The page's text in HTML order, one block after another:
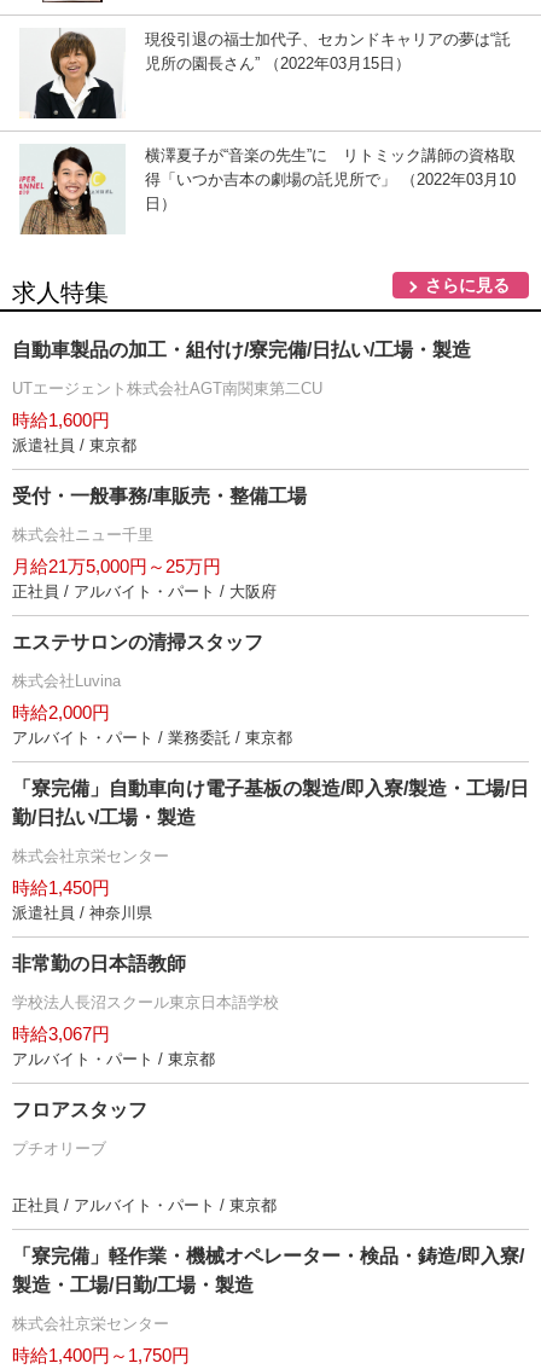
現役引退の福士加代子、セカンドキャリアの夢は“託
児所の園長さん” （2022年03月15日）
横澤夏子が“音楽の先生”に リトミック講師の資格取
得「いつか吉本の劇場の託児所で」 （2022年03月10
日）
求人特集 さらに見る
自動車製品の加工・組付け/寮完備/日払い/工場・製造
UTエージェント株式会社AGT南関東第二CU
時給1,600円
派遣社員 / 東京都
受付・一般事務/車販売・整備工場
株式会社ニュー千里
月給21万5,000円～25万円
正社員 / アルバイト・パート / 大阪府
エステサロンの清掃スタッフ
株式会社Luvina
時給2,000円
アルバイト・パート / 業務委託 / 東京都
「寮完備」自動車向け電子基板の製造/即入寮/製造・工場/日
勤/日払い/工場・製造
株式会社京栄センター
時給1,450円
派遣社員 / 神奈川県
非常勤の日本語教師
学校法人長沼スクール東京日本語学校
時給3,067円
アルバイト・パート / 東京都
フロアスタッフ
プチオリーブ
正社員 / アルバイト・パート / 東京都
「寮完備」軽作業・機械オペレーター・検品・鋳造/即入寮/
製造・工場/日勤/工場・製造
株式会社京栄センター
時給1,400円～1,750円